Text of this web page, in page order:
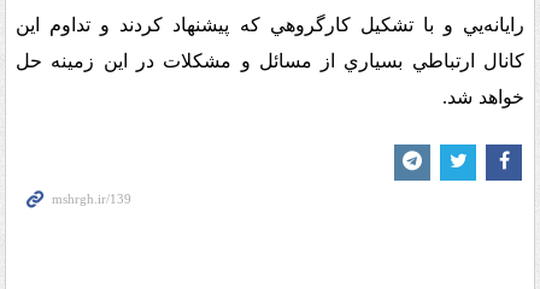
رايانه‌يي و با تشکيل کارگروهي که پيشنهاد کردند و تداوم اين
کانال ارتباطي بسياري از مسائل و مشکلات در اين زمينه حل
خواهد شد.